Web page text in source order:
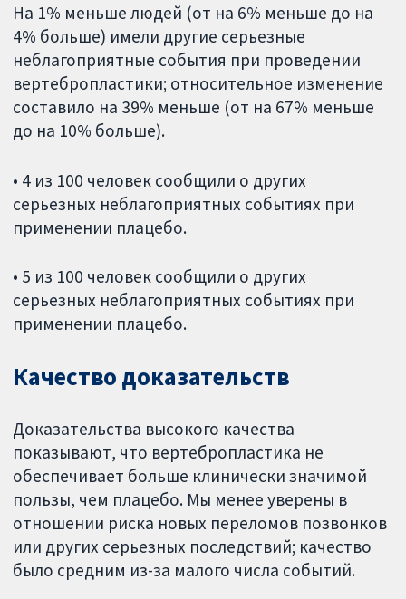
На 1% меньше людей (от на 6% меньше до на
4% больше) имели другие серьезные
неблагоприятные события при проведении
вертебропластики; относительное изменение
составило на 39% меньше (от на 67% меньше
до на 10% больше).
• 4 из 100 человек сообщили о других
серьезных неблагоприятных событиях при
применении плацебо.
• 5 из 100 человек сообщили о других
серьезных неблагоприятных событиях при
применении плацебо.
Качество доказательств
Доказательства высокого качества
показывают, что вертебропластика не
обеспечивает больше клинически значимой
пользы, чем плацебо. Мы менее уверены в
отношении риска новых переломов позвонков
или других серьезных последствий; качество
было средним из-за малого числа событий.